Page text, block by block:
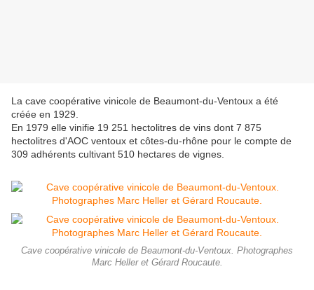
La cave coopérative vinicole de Beaumont-du-Ventoux a été
créée en 1929.
En 1979 elle vinifie 19 251 hectolitres de vins dont 7 875
hectolitres d'AOC ventoux et côtes-du-rhône pour le compte de
309 adhérents cultivant 510 hectares de vignes.
Cave coopérative vinicole de Beaumont-du-Ventoux. Photographes
Marc Heller et Gérard Roucaute.